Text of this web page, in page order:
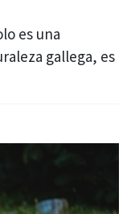
es una
gallega, es